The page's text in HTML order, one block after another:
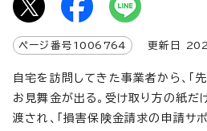
ページ番号 1006764 更新日
自宅を訪問してきた事業者から、「
お見舞金が出る。受け取り方の紙だ
渡され、「損害保険金請求の申請サ